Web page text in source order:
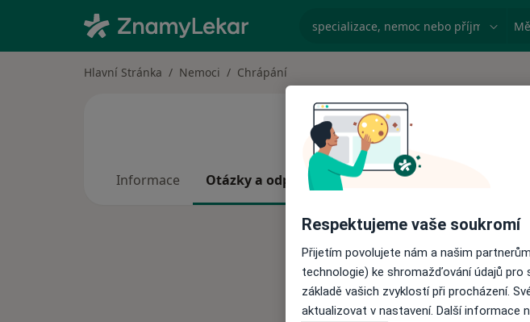
specializace, nemoc nebo příjmení
Hlavní Stránka Nemoci Chrápání
Informace Otázky a odpovědi
Respektujeme vaše soukromí
Přijetím povolujete nám a našim
technologie) ke shromažďování údajů
základě vašich zvyklostí při procházení.
aktualizovat v nastavení. Další informace